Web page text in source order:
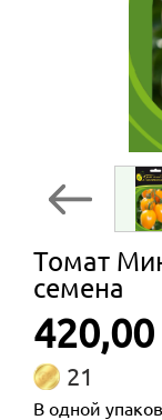
Томат
семена
21
В одной